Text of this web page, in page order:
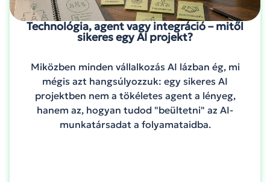
Technológia, agent vagy integráció – mitől
sikeres egy AI projekt?
Miközben minden vállalkozás AI lázban ég, mi
mégis azt hangsúlyozzuk: egy sikeres AI
projektben nem a tökéletes agent a lényeg,
hanem az, hogyan tudod "beültetni" az AI-
munkatársadat a folyamataidba.